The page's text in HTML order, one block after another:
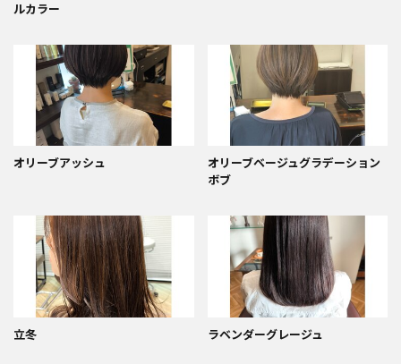
ルカラー
オリーブアッシュ
オリーブベージュグラデーション
ボブ
立冬 ラベンダーグレージュ